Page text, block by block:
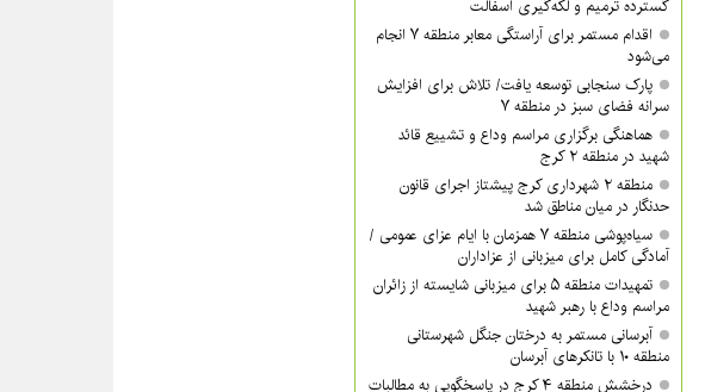
گسترده ترمیم و لکه‌گیری آسفالت
اقدام مستمر برای آراستگی معابر منطقه ۷ انجام
می‌شود
پارک سنجابی توسعه یافت/ تلاش برای افزایش
سرانه فضای سبز در منطقه ۷
هماهنگی برگزاری مراسم وداع و تشییع قائد
شهید در منطقه ۲ کرج
منطقه ۲ شهرداری کرج پیشتاز اجرای قانون
حدنگار در میان مناطق شد
سیاه‌پوشی منطقه ۷ همزمان با ایام عزای عمومی /
آمادگی کامل برای میزبانی از عزاداران
تمهیدات منطقه ۵ برای میزبانی شایسته از زائران
مراسم وداع با رهبر شهید
آبرسانی مستمر به درختان جنگل شهرستانی
منطقه ۱۰ با تانکرهای آبرسان
درخشش منطقه ۴ کرج در پاسخگویی به مطالبات